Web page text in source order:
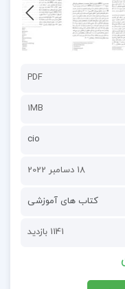
PDF
1MB
cio
18 دسامبر 2022
کتاب های آموزشی
1141 بازدید